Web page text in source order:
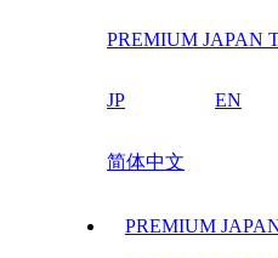
PREMIUM JAPAN
JP EN
简体中文
PREMIUM